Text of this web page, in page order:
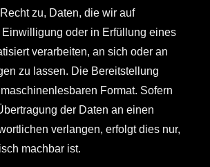
zu, Daten, die wir auf
Einwilligung oder in Erfüllung eines
verarbeiten, an sich oder an
zu lassen. Die Bereitstellung
Format. Sofern
der Daten an einen
verlangen, erfolgt dies nur,
machbar ist.